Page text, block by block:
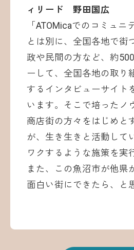
ィリード 野田国広
「ATOMicaでのコミュニ
とは別に、全国各地で街
政や民間の方など、約
ーして、全国各地の取り
するインタビューサイト
います。そこで培ったノ
商店街の方々をはじめと
が、生き生きと活動して
ワクするような施策を実
また、この魚沼市が他県
面白い街にできたら、と